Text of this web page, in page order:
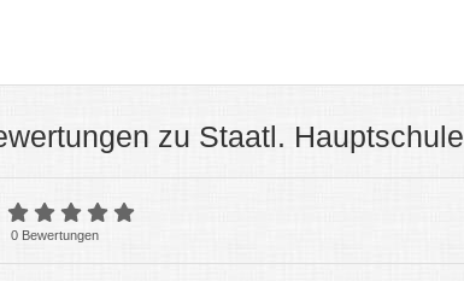
zu Staatl. Hauptschule
0 Bewertungen